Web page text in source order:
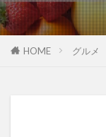
HOME グルメ